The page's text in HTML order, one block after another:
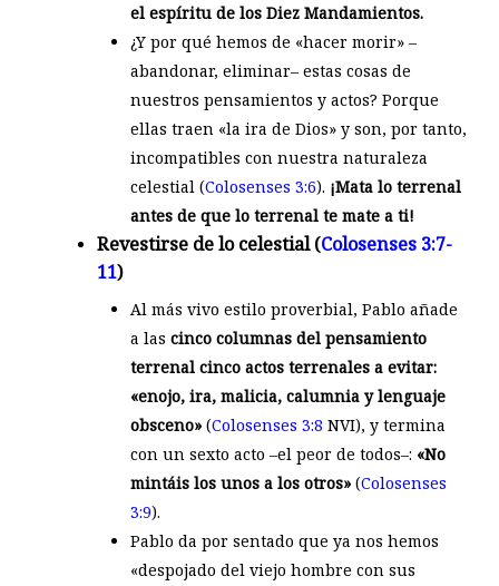
el espíritu de los Diez Mandamientos.
¿Y por qué hemos de «hacer morir» –
abandonar, eliminar– estas cosas de
nuestros pensamientos y actos? Porque
ellas traen «la ira de Dios» y son, por tanto,
incompatibles con nuestra naturaleza
celestial (Colosenses 3:6). ¡Mata lo terrenal
antes de que lo terrenal te mate a ti!
Revestirse de lo celestial (Colosenses 3:7-
11)
Al más vivo estilo proverbial, Pablo añade
a las cinco columnas del pensamiento
terrenal cinco actos terrenales a evitar:
«enojo, ira, malicia, calumnia y lenguaje
obsceno»(Colosenses 3:8 NVI), y termina
con un sexto acto –el peor de todos–: «No
mintáis los unos a los otros»(Colosenses
3:9).
Pablo da por sentado que ya nos hemos
«despojado del viejo hombre con sus